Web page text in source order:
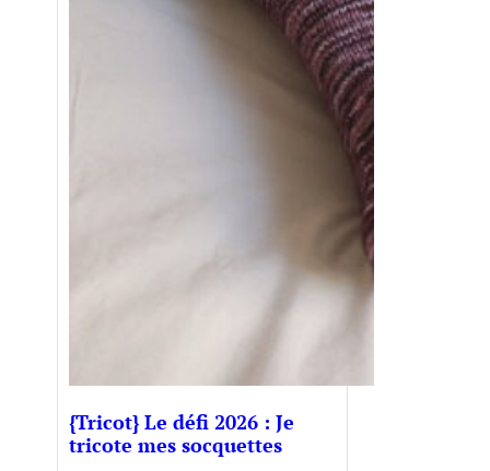
{Tricot} Le défi 2026 : Je
tricote mes socquettes